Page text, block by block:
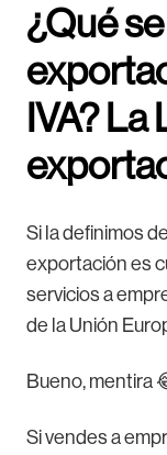
¿Qué
IVA? La
Si la definimos
exportación es
servicios a
de la Unión
Bueno, mentira
Si vendes a